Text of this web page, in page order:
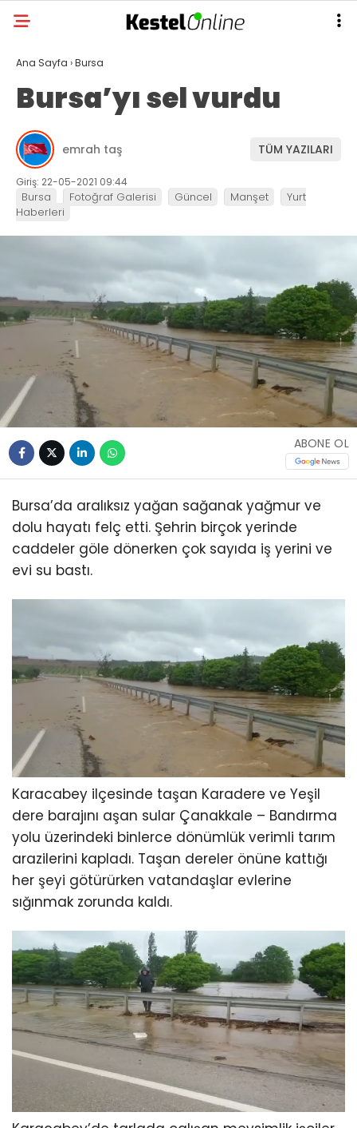
Ana Sayfa ›Bursa
Bursa’yı sel vurdu
emrah taş TÜM YAZILARI
Giriş: 22-05-2021 09:44
Bursa Fotoğraf Galerisi Güncel Manşet
Yurt
Haberleri
ABONE OL
Bursa’da aralıksız yağan sağanak yağmur ve
dolu hayatı felç etti. Şehrin birçok yerinde
caddeler göle dönerken çok sayıda iş yerini ve
evi su bastı.
Karacabey ilçesinde taşan Karadere ve Yeşil
dere barajını aşan sular Çanakkale – Bandırma
yolu üzerindeki binlerce dönümlük verimli tarım
arazilerini kapladı. Taşan dereler önüne kattığı
her şeyi götürürken vatandaşlar evlerine
sığınmak zorunda kaldı.